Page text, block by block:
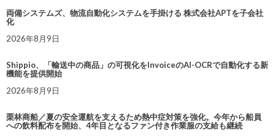
両備システムズ、物流自動化システムを手掛ける 株式会社APTを子会社
化
2026年8月9日
Shippio、「輸送中の商品」の可視化をInvoiceのAI-OCRで自動化する新
機能を提供開始
2026年8月9日
栗林商船／夏の安全運航を支えるため熱中症対策を強化。今年から船員
への飲料配布を開始、4年目となるファン付き作業服の支給も継続